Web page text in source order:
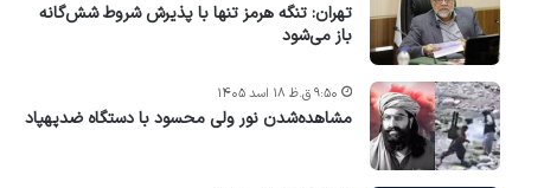
تهران: تنگه هرمز تنها با پذیرش شروط شش‌گانه
باز می‌شود
مشاهده‌شدن نور ولی محسود با دستگاه ضدپهپاد
۹:۵۰ ق.ظ ۱۸ اسد ۱۴۰۵